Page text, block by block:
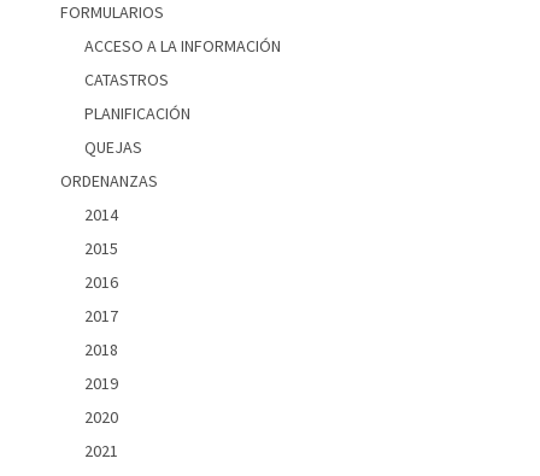
FORMULARIOS
ACCESO A LA INFORMACIÓN
CATASTROS
PLANIFICACIÓN
QUEJAS
ORDENANZAS
2014
2015
2016
2017
2018
2019
2020
2021